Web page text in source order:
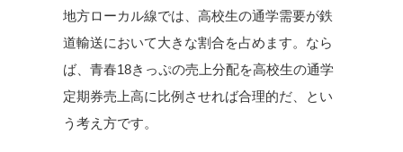
地方ローカル線では、高校生の通学需要が鉄
道輸送において大きな割合を占めます。なら
ば、青春18きっぷの売上分配を高校生の通学
定期券売上高に比例させれば合理的だ、とい
う考え方です。